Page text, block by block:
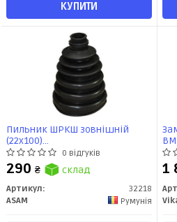
КУПИТИ
Пильник ШРКШ зовнішній
(22x100)
BMW/Chevrolet/Citroen/Dacia/Fiat/
(32218) Asam
0 відгуків
290 ₴ склад
Артикул:
32218
ASAM
Румунія
1